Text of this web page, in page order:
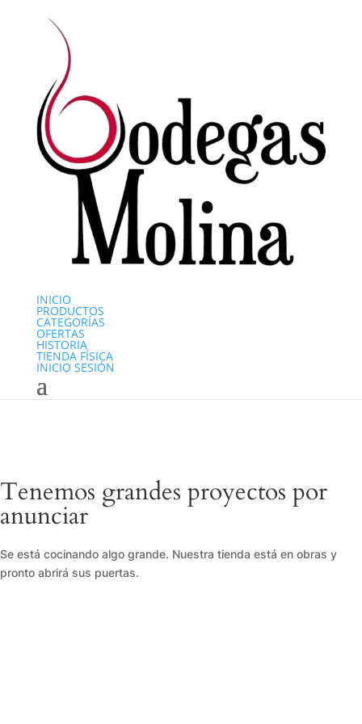
INICIO
PRODUCTOS
CATEGORÍAS
OFERTAS
HISTORIA
TIENDA FÍSICA
INICIO SESIÓN
Tenemos grandes proyectos por
anunciar
Se está cocinando algo grande. Nuestra tienda está en obras y
pronto abrirá sus puertas.